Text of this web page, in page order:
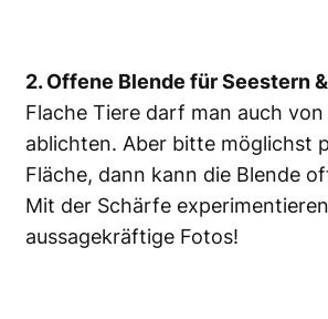
2. Offene Blende für Seestern
Flache Tiere darf man auch von
ablichten. Aber bitte möglichst
Fläche, dann kann die Blende
Mit der Schärfe
aussagekräftige Fotos!